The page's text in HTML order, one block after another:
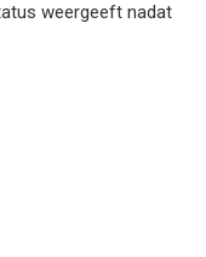
weergeeft nadat